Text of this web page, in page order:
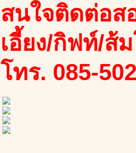
สนใจติดต่อส
เอี้ยง/กิฟท์/ส้
โทร. 085-